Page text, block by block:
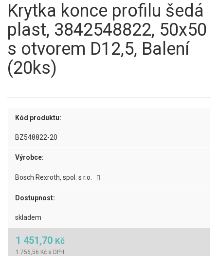
Krytka konce profilu šedá
plast, 3842548822, 50x50
s otvorem D12,5, Balení
(20ks)
Kód produktu:
BZ548822-20
Výrobce:
Bosch Rexroth, spol. s r.o.
Dostupnost:
skladem
1 451,70 Kč
1 756,56 Kč s DPH